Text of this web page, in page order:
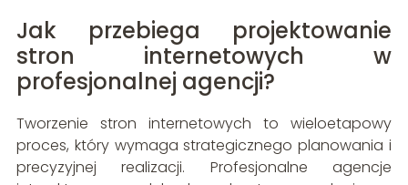
Jak przebiega projektowanie
stron internetowych w
profesjonalnej agencji?
Tworzenie stron internetowych to wieloetapowy
proces, który wymaga strategicznego planowania i
precyzyjnej realizacji. Profesjonalne agencje